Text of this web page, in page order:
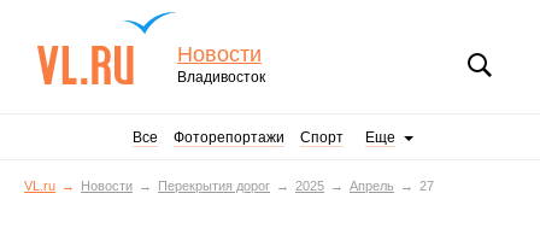
Новости
Владивосток
Все Фоторепортажи Спорт Еще
VL.ru Новости Перекрытия дорог 2025 Апрель 27